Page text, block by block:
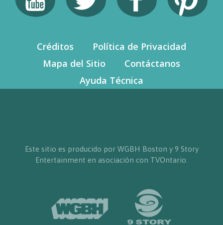
Créditos
Política de Privacidad
Mapa del Sitio
Contáctanos
Ayuda Técnica
Este sitio es producido por WGBH Boston y 9 Story
Entertainment en asociación con TVOntario.